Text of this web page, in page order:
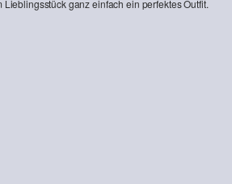
ganz einfach ein perfektes Outfit.